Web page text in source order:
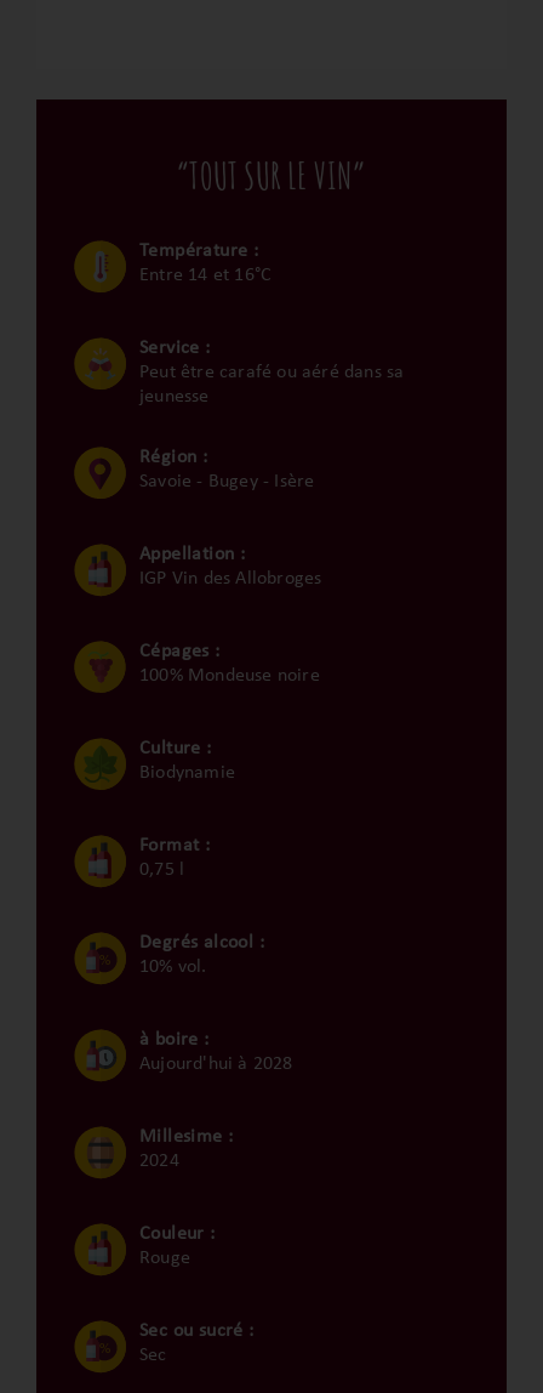
“TOUT SUR LE VIN”
Température :
Entre 14 et 16°C
Service :
Peut être carafé ou aéré dans sa
jeunesse
Région :
Savoie - Bugey - Isère
Appellation :
IGP Vin des Allobroges
Cépages :
100% Mondeuse noire
Culture :
Biodynamie
Format :
0,75 l
Degrés alcool :
10% vol.
à boire :
Aujourd'hui à 2028
Millesime :
2024
Couleur :
Rouge
Sec ou sucré :
Sec